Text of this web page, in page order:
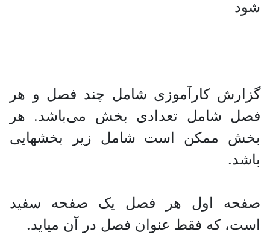
شود
گزارش کارآموزی شامل چند فصل و هر
فصل شامل تعدادی بخش می‌باشد. هر
بخش ممکن است شامل زیر بخشهایی
باشد.
صفحه اول هر فصل یک صفحه سفید
است، که فقط عنوان فصل در آن میاید.